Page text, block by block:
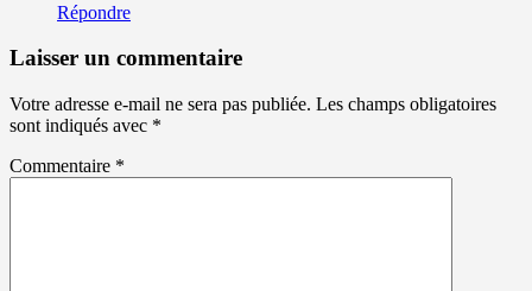
Répondre
Laisser un commentaire
Votre adresse e-mail ne sera pas publiée. Les champs obligatoires
sont indiqués avec *
Commentaire *